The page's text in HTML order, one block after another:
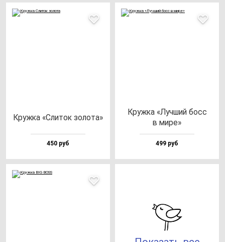
Круж­ка «Сли­ток зо­ло­та»
450 руб
Круж­ка «Луч­ший босс
в ми­ре»
499 руб